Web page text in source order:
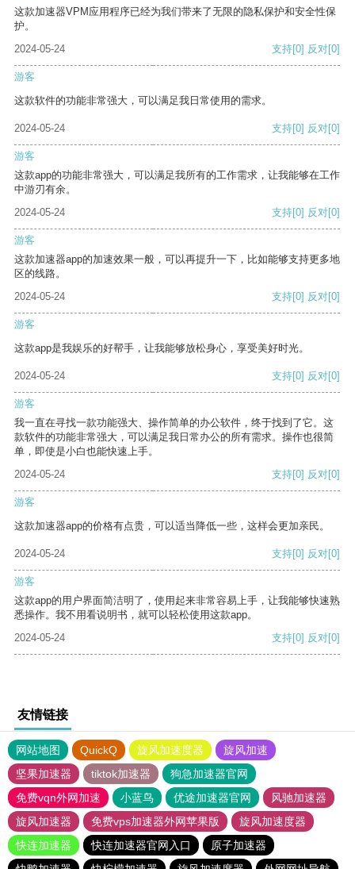
这款加速器VPM应用程序已经为我们带来了无限的隐私保护和安全性保
护。
2024-05-24
支持[0] 反对[0]
游客
这款软件的功能非常强大，可以满足我日常使用的需求。
2024-05-24 支持[0] 反对[0]
游客
这款app的功能非常强大，可以满足我所有的工作需求，让我能够在工作
中游刃有余。
2024-05-24
支持[0] 反对[0]
游客
这款加速器app的加速效果一般，可以再提升一下，比如能够支持更多地
区的线路。
2024-05-24
支持[0] 反对[0]
游客
这款app是我娱乐的好帮手，让我能够放松身心，享受美好时光。
2024-05-24 支持[0] 反对[0]
游客
我一直在寻找一款功能强大、操作简单的办公软件，终于找到了它。这
款软件的功能非常强大，可以满足我日常办公的所有需求。操作也很简
单，即使是小白也能快速上手。
2024-05-24
支持[0] 反对[0]
游客
这款加速器app的价格有点贵，可以适当降低一些，这样会更加亲民。
2024-05-24 支持[0] 反对[0]
游客
这款app的用户界面简洁明了，使用起来非常容易上手，让我能够快速熟
悉操作。我不用看说明书，就可以轻松使用这款app。
2024-05-24
支持[0] 反对[0]
友情链接
网站地图 QuickQ 旋风加速度器
旋风加速
坚果加速器
tiktok加速器
狗急加速器官网
免费vqn外网加速
小蓝鸟 优途加速器官网
风驰加速器
旋风加速器
免费vps加速器外网苹果版
旋风加速度器
快连加速器
快连加速器官网入口
原子加速器